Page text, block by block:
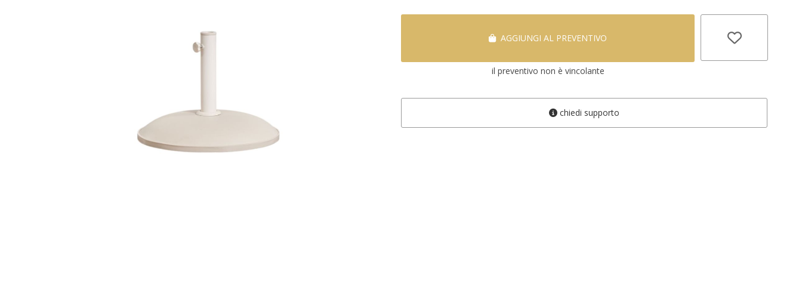
AGGIUNGI AL PREVENTIVO
il preventivo non è vincolante
chiedi supporto